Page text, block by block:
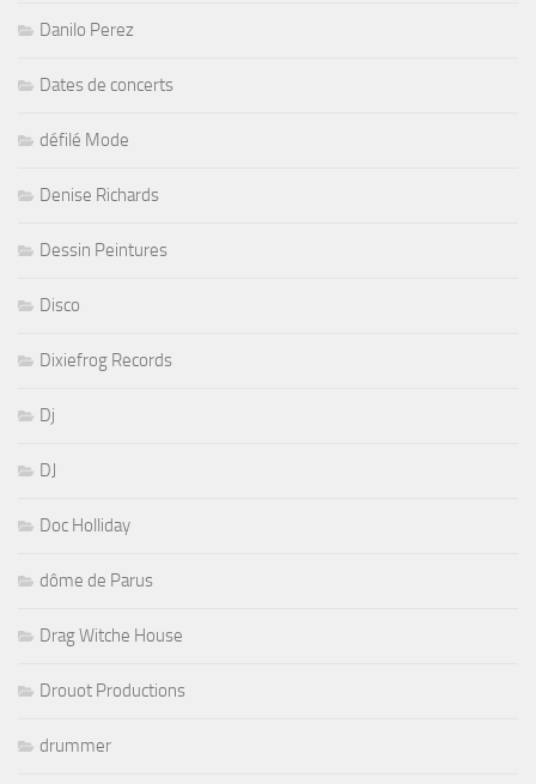
Danilo Perez
Dates de concerts
défilé Mode
Denise Richards
Dessin Peintures
Disco
Dixiefrog Records
Dj
DJ
Doc Holliday
dôme de Parus
Drag Witche House
Drouot Productions
drummer